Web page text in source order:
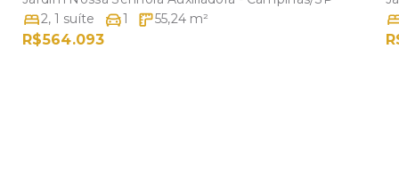
2,1 suíte 1 55,24 m²
R$564.093